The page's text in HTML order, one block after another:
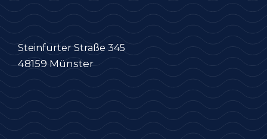
Steinfurter Straße 345
48159 Münster